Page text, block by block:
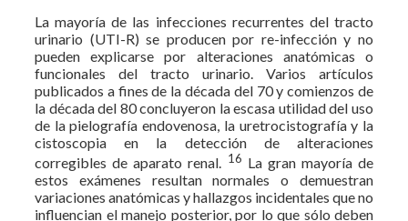
La mayoría de las infecciones recurrentes del tracto
urinario (UTI-R) se producen por re-infección y no
pueden explicarse por alteraciones anatómicas o
funcionales del tracto urinario. Varios artículos
publicados a fines de la década del 70 y comienzos de
la década del 80 concluyeron la escasa utilidad del uso
de la pielografía endovenosa, la uretrocistografía y la
cistoscopia en la detección de alteraciones
corregibles de aparato renal. 16 La gran mayoría de
estos exámenes resultan normales o demuestran
variaciones anatómicas y hallazgos incidentales que no
influencian el manejo posterior, por lo que sólo deben